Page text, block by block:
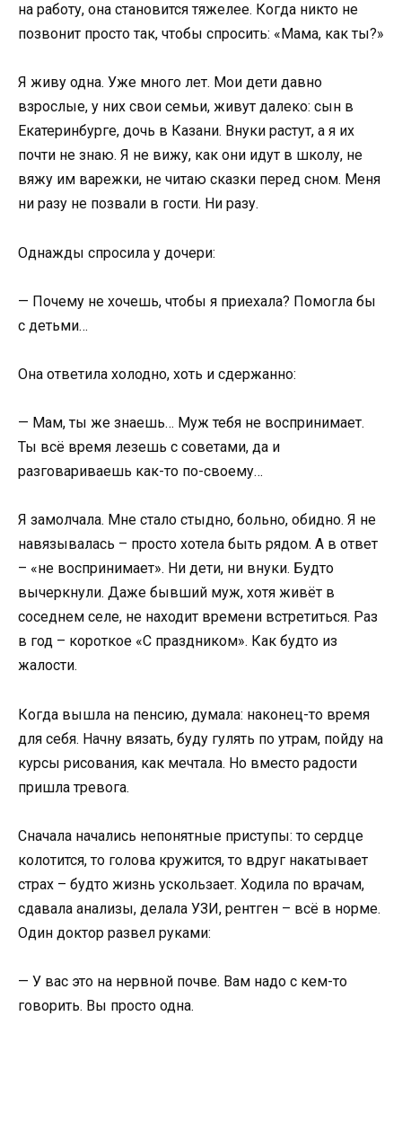
на работу, она становится тяжелее. Когда никто не
позвонит просто так, чтобы спросить: «Мама, как ты?»
Я живу одна. Уже много лет. Мои дети давно
взрослые, у них свои семьи, живут далеко: сын в
Екатеринбурге, дочь в Казани. Внуки растут, а я их
почти не знаю. Я не вижу, как они идут в школу, не
вяжу им варежки, не читаю сказки перед сном. Меня
ни разу не позвали в гости. Ни разу.
Однажды спросила у дочери:
— Почему не хочешь, чтобы я приехала? Помогла бы
с детьми…
Она ответила холодно, хоть и сдержанно:
— Мам, ты же знаешь… Муж тебя не воспринимает.
Ты всё время лезешь с советами, да и
разговариваешь как-то по-своему…
Я замолчала. Мне стало стыдно, больно, обидно. Я не
навязывалась – просто хотела быть рядом. А в ответ
– «не воспринимает». Ни дети, ни внуки. Будто
вычеркнули. Даже бывший муж, хотя живёт в
соседнем селе, не находит времени встретиться. Раз
в год – короткое «С праздником». Как будто из
жалости.
Когда вышла на пенсию, думала: наконец-то время
для себя. Начну вязать, буду гулять по утрам, пойду на
курсы рисования, как мечтала. Но вместо радости
пришла тревога.
Сначала начались непонятные приступы: то сердце
колотится, то голова кружится, то вдруг накатывает
страх – будто жизнь ускользает. Ходила по врачам,
сдавала анализы, делала УЗИ, рентген – всё в норме.
Один доктор развел руками:
— У вас это на нервной почве. Вам надо с кем-то
говорить. Вы просто одна.